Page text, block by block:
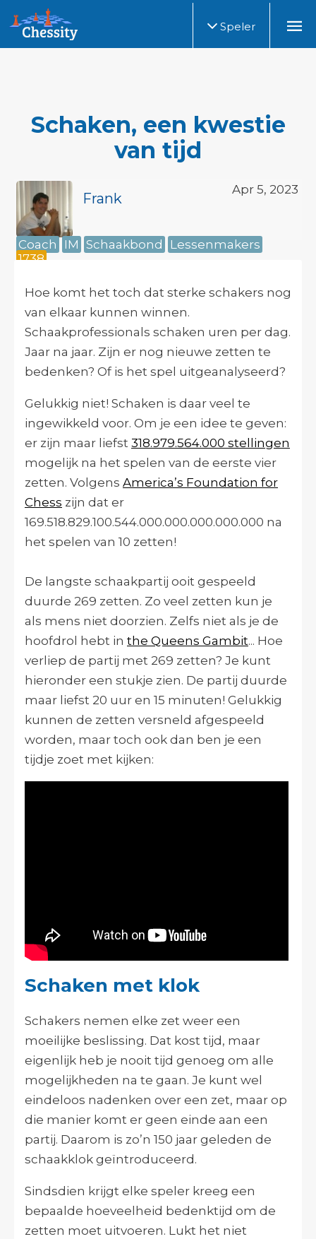
Speler
Schaken, een kwestie
van tijd
Apr 5, 2023
Frank
Coach IM Schaakbond
Lessenmakers
1738
Hoe komt het toch dat sterke schakers nog
van elkaar kunnen winnen.
Schaakprofessionals schaken uren per dag.
Jaar na jaar. Zijn er nog nieuwe zetten te
bedenken? Of is het spel uitgeanalyseerd?
Gelukkig niet! Schaken is daar veel te
ingewikkeld voor. Om je een idee te geven:
er zijn maar liefst 318.979.564.000 stellingen
mogelijk na het spelen van de eerste vier
zetten. Volgens America’s Foundation for
Chess zijn dat er
169.518.829.100.544.000.000.000.000.000 na
het spelen van 10 zetten!
De langste schaakpartij ooit gespeeld
duurde 269 zetten. Zo veel zetten kun je
als mens niet doorzien. Zelfs niet als je de
hoofdrol hebt in the Queens Gambit... Hoe
verliep de partij met 269 zetten? Je kunt
hieronder een stukje zien. De partij duurde
maar liefst 20 uur en 15 minuten! Gelukkig
kunnen de zetten versneld afgespeeld
worden, maar toch ook dan ben je een
tijdje zoet met kijken:
Schaken met klok
Schakers nemen elke zet weer een
moeilijke beslissing. Dat kost tijd, maar
eigenlijk heb je nooit tijd genoeg om alle
mogelijkheden na te gaan. Je kunt wel
eindeloos nadenken over een zet, maar op
die manier komt er geen einde aan een
partij. Daarom is zo’n 150 jaar geleden de
schaakklok geïntroduceerd.
Sindsdien krijgt elke speler kreeg een
bepaalde hoeveelheid bedenktijd om de
zetten moet uitvoeren. Lukt het niet